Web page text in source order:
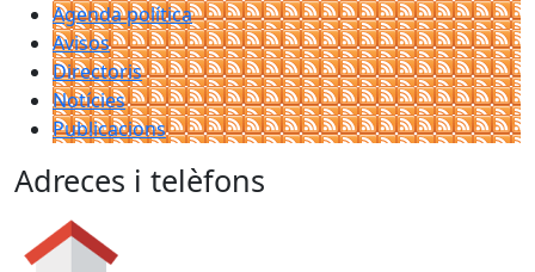
Agenda política
Avisos
Directoris
Notícies
Publicacions
Adreces i telèfons